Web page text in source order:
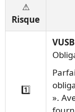
⚠️
Risque
1️⃣
».